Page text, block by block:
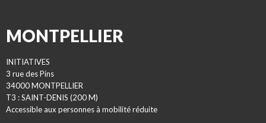
MONTPELLIER
INITIATIVES
3 rue des Pins
34000 MONTPELLIER
T3 : SAINT-DENIS (200 M)
Accessible aux personnes à mobilité réduite